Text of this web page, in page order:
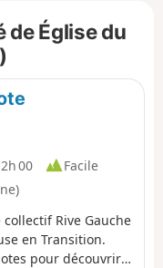
de Église du
2h 00
Facile
Rive Gauche
en Transition.
pour découvrir